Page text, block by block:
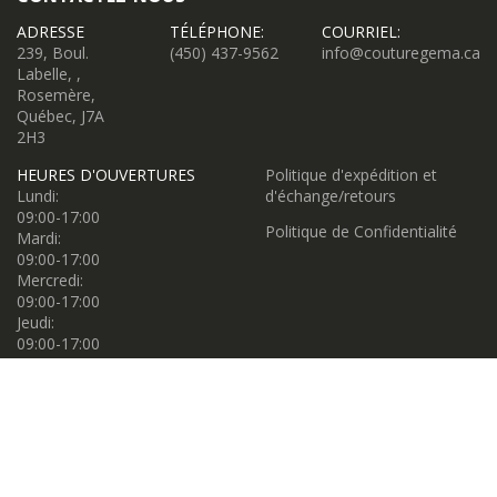
ADRESSE
239, Boul.
Labelle, ,
Rosemère,
Québec, J7A
2H3
TÉLÉPHONE:
(450) 437-9562
COURRIEL:
info@couturegema.ca
HEURES D'OUVERTURES
Lundi:
09:00-17:00
Mardi:
09:00-17:00
Mercredi:
09:00-17:00
Jeudi:
09:00-17:00
Vendredi:
Politique d'expédition et
d'échange/retours
Politique de Confidentialité